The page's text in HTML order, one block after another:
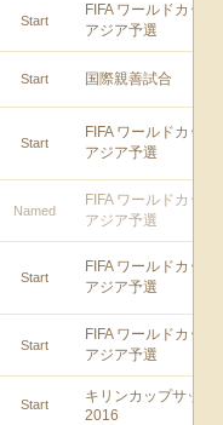
Start
FIFA ワールドカップ
アジア予選
Start 国際親善試合
Start
FIFA ワールドカップ
アジア予選
Named
FIFA ワールドカップ
アジア予選
Start
FIFA ワールドカップ
アジア予選
Start
FIFA ワールドカップ
アジア予選
Start
キリンカップサッカ
2016